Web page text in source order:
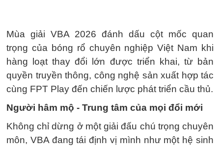
Mùa giải VBA 2026 đánh dấu cột mốc quan
trọng của bóng rổ chuyên nghiệp Việt Nam khi
hàng loạt thay đổi lớn được triển khai, từ bản
quyền truyền thông, công nghệ sản xuất hợp tác
cùng FPT Play đến chiến lược phát triển cầu thủ.
Người hâm mộ - Trung tâm của mọi đổi mới
Không chỉ dừng ở một giải đấu chú trọng chuyên
môn, VBA đang tái định vị mình như một hệ sinh